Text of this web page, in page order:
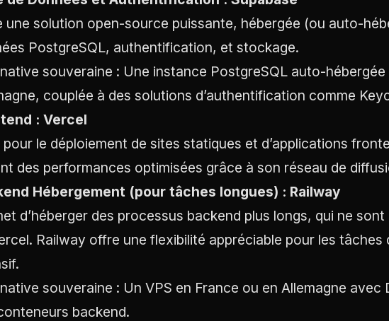
une solution open-source puissante, hébergée (ou auto-
PostgreSQL, authentification, et stockage.
souveraine : Une instance PostgreSQL auto-hébergée
couplée à des solutions d’authentification comme
: Vercel
pour le déploiement de sites statiques et d’applications
des performances optimisées grâce à son réseau de
Hébergement (pour tâches longues) : Railway
d’héberger des processus backend plus longs, qui ne
Railway offre une flexibilité appréciable pour les
souveraine : Un VPS en France ou en Allemagne
backend.